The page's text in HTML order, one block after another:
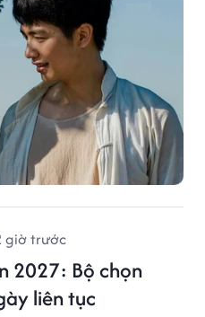
giờ trước
2027: Bộ chọn
liên tục